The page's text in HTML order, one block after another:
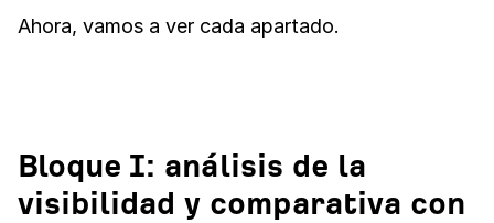
Ahora, vamos a ver cada apartado.
Bloque I: análisis de la
visibilidad y comparativa con